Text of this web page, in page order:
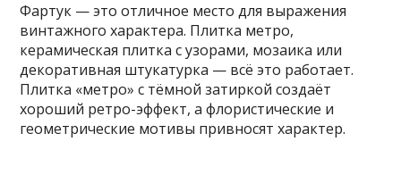
Фартук — это отличное место для выражения
винтажного характера. Плитка метро,
керамическая плитка с узорами, мозаика или
декоративная штукатурка — всё это работает.
Плитка «метро» с тёмной затиркой создаёт
хороший ретро-эффект, а флористические и
геометрические мотивы привносят характер.